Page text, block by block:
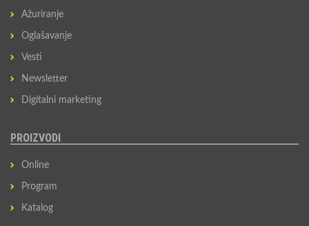
Ažuriranje
Oglašavanje
Vesti
Newsletter
Digitalni marketing
PROIZVODI
Online
Program
Katalog